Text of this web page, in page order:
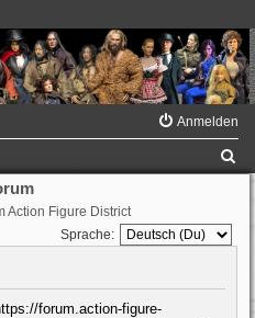
Anmelden
Action Figure District
Sprache:
forum.action-figure-